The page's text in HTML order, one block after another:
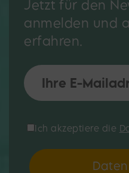
Jetzt für den
anmelden und
erfahren.
Ich akzeptiere die